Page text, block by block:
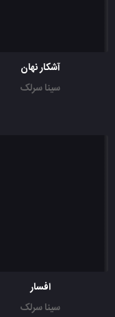
آشکار نهان
سینا سرلک
افسار
سینا سرلک